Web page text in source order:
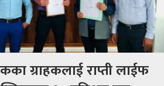
ग्राहकलाई राप्ती लाईफ